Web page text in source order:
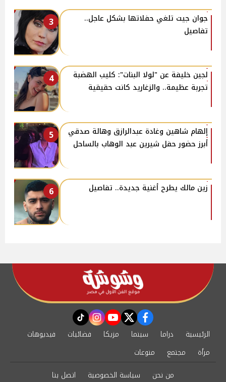
3
جوان جيت تلغي حفلاتها بشكل عاجل..
تفاصيل
4
لجين خليفة عن "لولا البنات": كليب الهضبة
تجربة عظيمة.. والزغاريد كانت حقيقية
5
إلهام شاهين وغادة عبدالرازق وهالة صدقي
أبرز حضور حفل شيرين عبد الوهاب بالساحل
6 زين مالك يطرح أغنية جديدة.. تفاصيل
facebook
twitter
youtube
instagram
tiktok
الرئيسية دراما سينما مزيكا فضائيات
فيديوهات
مرأة
مجتمع
منوعات
من نحن
سياسة الخصوصية اتصل بنا